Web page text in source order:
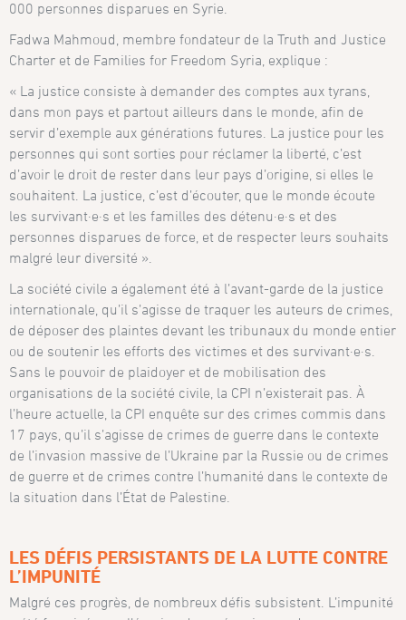
000 personnes disparues en Syrie.
Fadwa Mahmoud, membre fondateur de la Truth and Justice
Charter et de Families for Freedom Syria, explique :
« La justice consiste à demander des comptes aux tyrans,
dans mon pays et partout ailleurs dans le monde, afin de
servir d’exemple aux générations futures. La justice pour les
personnes qui sont sorties pour réclamer la liberté, c’est
d’avoir le droit de rester dans leur pays d’origine, si elles le
souhaitent. La justice, c’est d’écouter, que le monde écoute
les survivant·e·s et les familles des détenu·e·s et des
personnes disparues de force, et de respecter leurs souhaits
malgré leur diversité ».
La société civile a également été à l’avant-garde de la justice
internationale, qu’il s’agisse de traquer les auteurs de crimes,
de déposer des plaintes devant les tribunaux du monde entier
ou de soutenir les efforts des victimes et des survivant·e·s.
Sans le pouvoir de plaidoyer et de mobilisation des
organisations de la société civile, la CPI n’existerait pas. À
l’heure actuelle, la CPI enquête sur des crimes commis dans
17 pays, qu’il s’agisse de crimes de guerre dans le contexte
de l’invasion massive de l’Ukraine par la Russie ou de crimes
de guerre et de crimes contre l’humanité dans le contexte de
la situation dans l’État de Palestine.
LES DÉFIS PERSISTANTS DE LA LUTTE CONTRE
L’IMPUNITÉ
Malgré ces progrès, de nombreux défis subsistent. L’impunité